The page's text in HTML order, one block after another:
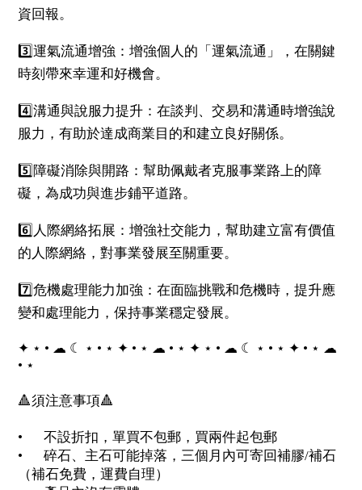
資回報。
3️⃣運氣流通增強：增強個人的「運氣流通」，在關鍵
時刻帶來幸運和好機會。
4️⃣溝通與說服力提升：在談判、交易和溝通時增強說
服力，有助於達成商業目的和建立良好關係。
5️⃣障礙消除與開路：幫助佩戴者克服事業路上的障
礙，為成功與進步鋪平道路。
6️⃣人際網絡拓展：增強社交能力，幫助建立富有價值
的人際網絡，對事業發展至關重要。
7️⃣危機處理能力加強：在面臨挑戰和危機時，提升應
變和處理能力，保持事業穩定發展。
✦ ⋆ • ☁︎ ☾ ⋆ • ⋆ ✦ • ⋆ ☁︎ • ⋆ ✦ ⋆ • ☁︎ ☾ ⋆ • ⋆ ✦ • ⋆ ☁︎
• ⋆
🔺須注意事項🔺
•
不設折扣，單買不包郵，買兩件起包郵
•
碎石、主石可能掉落，三個月內可寄回補膠/補石
（補石免費，運費自理）